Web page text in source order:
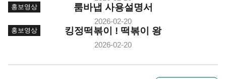
홍보영상 룸바냅 사용설명서
2026-02-20
홍보영상 킹정떡볶이 ! 떡볶이 왕
2026-02-20